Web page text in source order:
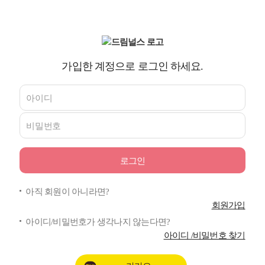
가입한 계정으로 로그인 하세요.
아직 회원이 아니라면?
회원가입
아이디/비밀번호가 생각나지 않는다면?
아이디 /비밀번호 찾기